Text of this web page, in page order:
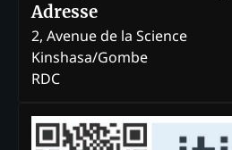
Adresse
2, Avenue de la Science
Kinshasa/Gombe
RDC